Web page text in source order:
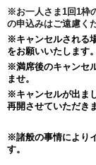
※お一人さま1回1枠
の申込みはご遠慮く
※キャンセルされる
をお願いいたします。
※満席後のキャンセ
ませ。
※キャンセルが出ま
再開させていただき
※諸般の事情により
す。